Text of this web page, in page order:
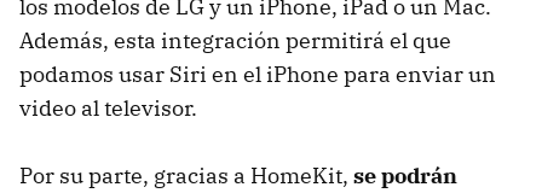
los modelos de LG y un iPhone, iPad o un Mac.
Además, esta integración permitirá el que
podamos usar Siri en el iPhone para enviar un
video al televisor.
Por su parte, gracias a HomeKit, se podrán